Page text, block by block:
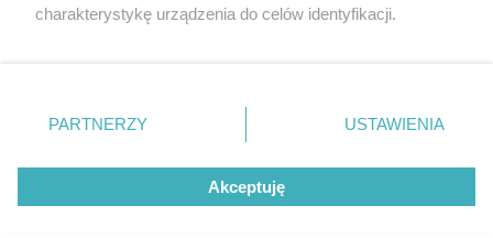
© 2026 Grupa ZPR Media
charakterystykę urządzenia do celów identyfikacji.
zmienić/wycofać klikając przycisk ustawień prywatności
znajdujący się w lewym dolnym rogu strony
rodzaje przetwarzania danych nie wymagają zgody
użytkownika, ale masz prawo sprzeciwić się takiemu
przetwarzaniu. Preferencje będą miały zastosowanie tylko
PARTNERZY USTAWIENIA
Akceptuję